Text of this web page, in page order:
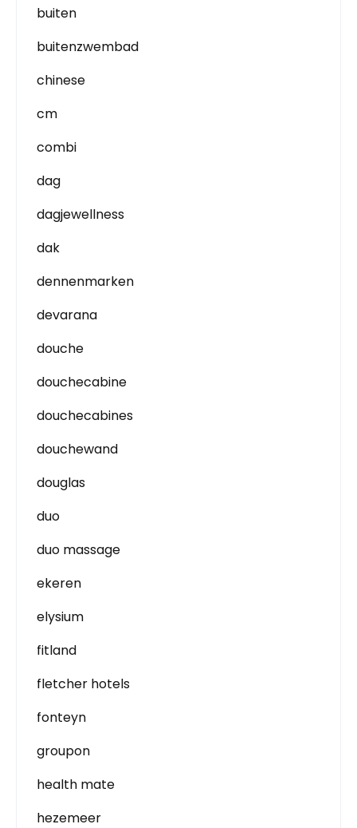
buiten
buitenzwembad
chinese
cm
combi
dag
dagjewellness
dak
dennenmarken
devarana
douche
douchecabine
douchecabines
douchewand
douglas
duo
duo massage
ekeren
elysium
fitland
fletcher hotels
fonteyn
groupon
health mate
hezemeer